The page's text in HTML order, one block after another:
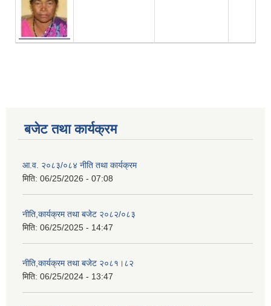
बजेट तथा कार्यक्रम
आ.व. २०८३/०८४ नीति तथा कार्यक्रम
मिति: 06/25/2026 - 07:08
नीति,कार्यक्रम तथा बजेट २०८२/०८३
मिति: 06/25/2025 - 14:47
नीति,कार्यक्रम तथा बजेट २०८१।८२
मिति: 06/25/2024 - 13:47